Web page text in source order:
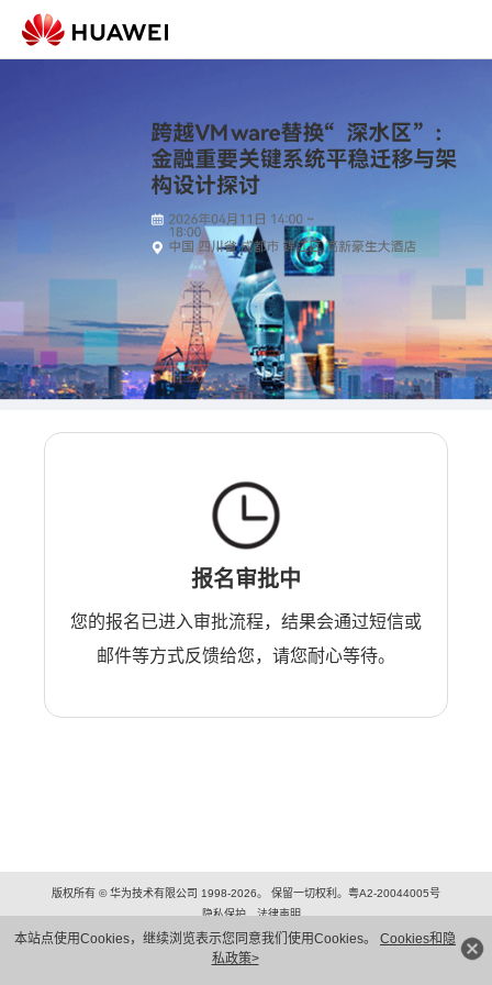
本站点使用Cookies，继续浏览表示您同意我们使用Cookies。 Cookies和隐
私政策>
报名审批中
您的报名已进入审批流程，结果会通过短信或
邮件等方式反馈给您，请您耐心等待。
版权所有 © 华为技术有限公司 1998-2026。 保留一切权利。粤A2-20044005号
隐私保护
法律声明